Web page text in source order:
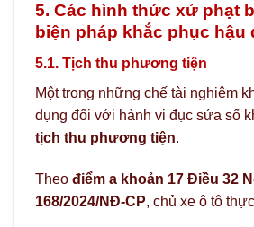
5. Các hình thức xử phạt
biện pháp khắc phục hậu
5.1. Tịch thu phương tiện
Một trong những chế tài nghiêm
dụng đối với hành vi đục sửa số
tịch thu phương tiện.
Theo điểm a khoản 17 Điều 32
168/2024/NĐ-CP, chủ xe ô tô